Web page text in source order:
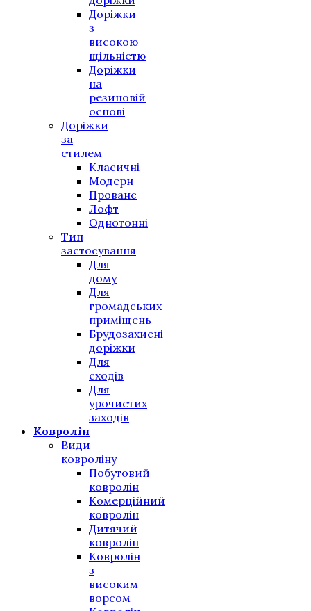
Доріжки
з
високою
щільністю
Доріжки
на
резиновій
основі
Доріжки
за
стилем
Класичні
Модерн
Прованс
Лофт
Однотонні
Тип
застосування
Для
дому
Для
громадських
приміщень
Брудозахисні
доріжки
Для
сходів
Для
урочистих
заходів
Ковролін
Види
ковроліну
Побутовий
ковролін
Комерційний
ковролін
Дитячий
ковролін
Ковролін
з
високим
ворсом